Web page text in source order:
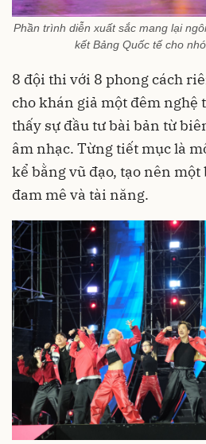
Phần trình diễn xuất sắc mang lại
kết Bảng Quốc tế cho
8 đội thi với 8 phong cách
cho khán giả một đêm nghệ
thấy sự đầu tư bài bản từ
âm nhạc. Từng tiết mục là
kể bằng vũ đạo, tạo nên một
đam mê và tài năng.